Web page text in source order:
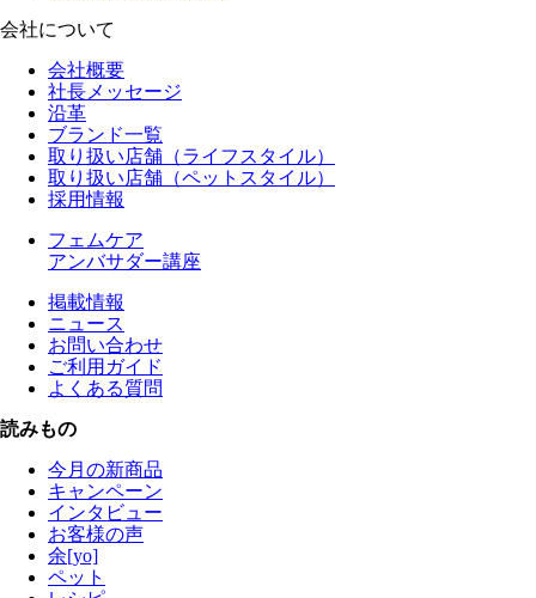
会社について
会社概要
社長メッセージ
沿革
ブランド一覧
取り扱い店舗（ライフスタイル）
取り扱い店舗（ペットスタイル）
採用情報
フェムケア
アンバサダー講座
掲載情報
ニュース
お問い合わせ
ご利用ガイド
よくある質問
読みもの
今月の新商品
キャンペーン
インタビュー
お客様の声
余[yo]
ペット